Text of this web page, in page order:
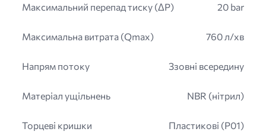
Максимальний перепад тиску (ΔP) 20 bar
Максимальна витрата (Qmax) 760 л/хв
Напрям потоку Ззовні всередину
Матеріал ущільнень NBR (нітрил)
Торцеві кришки Пластикові (P01)